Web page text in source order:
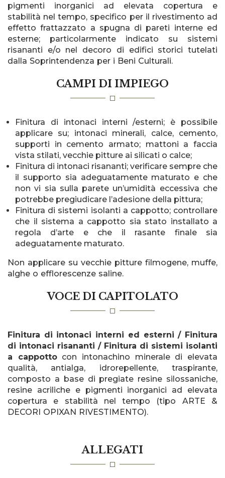
pigmenti inorganici ad elevata copertura e
stabilità nel tempo, specifico per il rivestimento ad
effetto frattazzato a spugna di pareti interne ed
esterne; particolarmente indicato su sistemi
risananti e/o nel decoro di edifici storici tutelati
dalla Soprintendenza per i Beni Culturali.
CAMPI DI IMPIEGO
Finitura di intonaci interni /esterni; è possibile
applicare su; intonaci minerali, calce, cemento,
supporti in cemento armato; mattoni a faccia
vista stilati, vecchie pitture ai silicati o calce;
Finitura di intonaci risananti; verificare sempre che
il supporto sia adeguatamente maturato e che
non vi sia sulla parete un’umidità eccessiva che
potrebbe pregiudicare l’adesione della pittura;
Finitura di sistemi isolanti a cappotto; controllare
che il sistema a cappotto sia stato installato a
regola d’arte e che il rasante finale sia
adeguatamente maturato.
Non applicare su vecchie pitture filmogene, muffe,
alghe o efflorescenze saline.
VOCE DI CAPITOLATO
Finitura di intonaci interni ed esterni / Finitura
di intonaci risananti / Finitura di sistemi isolanti
a cappottocon intonachino minerale di elevata
qualità, antialga, idrorepellente, traspirante,
composto a base di pregiate resine silossaniche,
resine acriliche e pigmenti inorganici ad elevata
copertura e stabilità nel tempo (tipo ARTE &
DECORI OPIXAN RIVESTIMENTO).
ALLEGATI